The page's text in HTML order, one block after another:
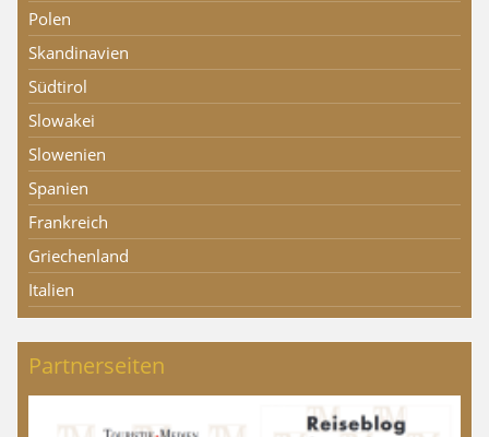
Polen
Skandinavien
Südtirol
Slowakei
Slowenien
Spanien
Frankreich
Griechenland
Italien
Partnerseiten